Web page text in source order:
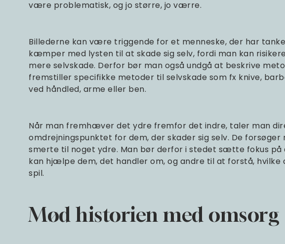
være problematisk, og jo større, jo værre.
Billederne kan være triggende for et menneske, der har
kæmper med lysten til at skade sig selv, fordi man kan
mere selvskade. Derfor bør man også undgå at beskrive
fremstiller specifikke metoder til selvskade som fx knive,
ved håndled, arme eller ben.
Når man fremhæver det ydre fremfor det indre, taler man
omdrejningspunktet for dem, der skader sig selv. De forsøger
smerte til noget ydre. Man bør derfor i stedet sætte fokus på
kan hjælpe dem, det handler om, og andre til at forstå, hvilke
spil.
Mød historien med omsorg